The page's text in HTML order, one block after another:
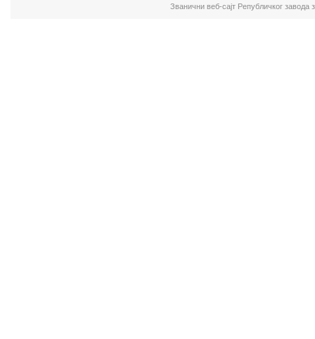
Званични веб-сајт Републичког